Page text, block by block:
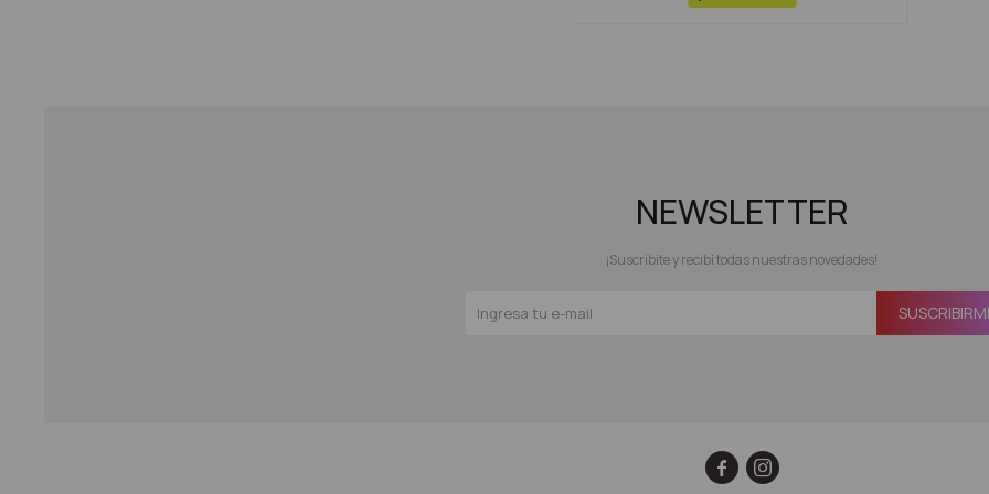
NEWSLETTER
¡Suscribite y recibí todas nuestras novedades!
 